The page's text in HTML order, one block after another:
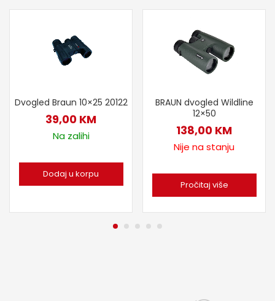
Dvogled Braun 10×25 20122
39,00 KM
Na zalihi
Dodaj u korpu
BRAUN dvogled Wildline
12×50
138,00 KM
Nije na stanju
Pročitaj više